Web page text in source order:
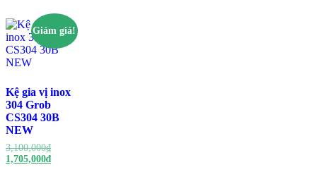
Giảm giá!
Kệ gia vị inox
304 Grob
CS304 30B
NEW
3,100,000₫
1,705,000₫